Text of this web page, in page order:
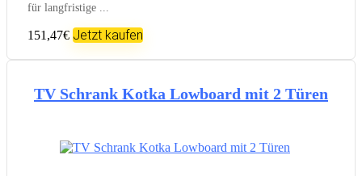
für langfristige ...
151,47€ Jetzt kaufen
TV Schrank Kotka Lowboard mit 2 Türen